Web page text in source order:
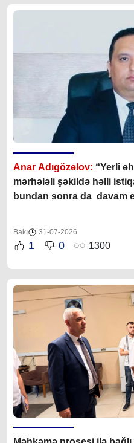
Anar Adıgözəlov: “Yerli
mərhələli şəkildə həlli
bundan sonra da davam
Bakı 31-07-2026
1 0 1300